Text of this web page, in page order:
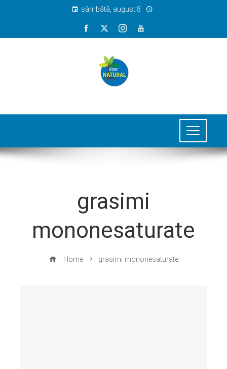
sâmbătă, august 8
grasimi
mononesaturate
Home grasimi mononesaturate